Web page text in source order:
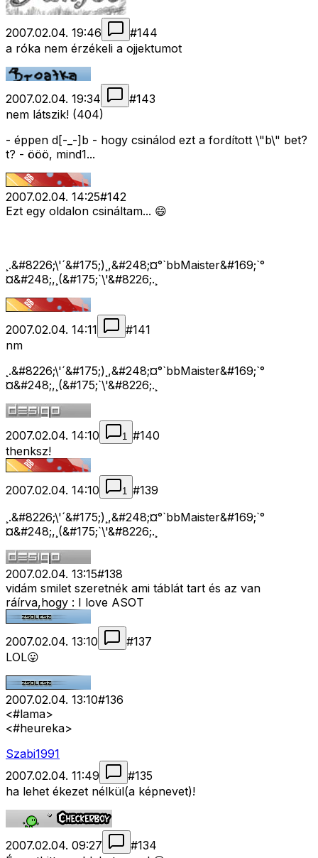
2007.02.04. 19:46 #144
a róka nem érzékeli a ojjektumot
2007.02.04. 19:34 #143
nem látszik! (404)
- éppen d[-_-]b - hogy csinálod ezt a fordított \"b\" bet?
t? - ööö, mind1...
2007.02.04. 14:25#142
Ezt egy oldalon csináltam... 😄
¸.&#8226;\'´&#175;)¸,&#248;¤°`bbMaister&#169;`°
¤&#248;,¸(&#175;`\'&#8226;.¸
2007.02.04. 14:11 #141
nm
¸.&#8226;\'´&#175;)¸,&#248;¤°`bbMaister&#169;`°
¤&#248;,¸(&#175;`\'&#8226;.¸
2007.02.04. 14:10 1 #140
thenksz!
2007.02.04. 14:10 1 #139
¸.&#8226;\'´&#175;)¸,&#248;¤°`bbMaister&#169;`°
¤&#248;,¸(&#175;`\'&#8226;.¸
2007.02.04. 13:15#138
vidám smilet szeretnék ami táblát tart és az van
ráírva,hogy : I love ASOT
2007.02.04. 13:10 #137
LOL😛
2007.02.04. 13:10#136
<#lama>
<#heureka>
Szabi1991
2007.02.04. 11:49
#135
ha lehet ékezet nélkül(a képnevet)!
2007.02.04. 09:27 #134